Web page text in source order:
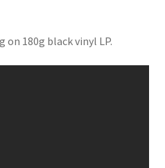
on 180g black vinyl LP.